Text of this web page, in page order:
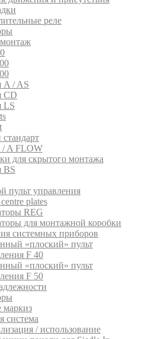
реле
A / AS
CD
LS
/ A FLOW
для скрытого монтажа
BS
пульт управления
plates
REG
для монтажной коробки
системных приборов
«плоский» пульт
F 40
«плоский» пульт
F 50
маркиз
система
/ использование